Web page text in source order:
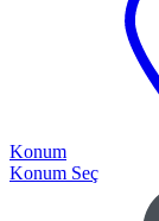
Konum
Konum Seç